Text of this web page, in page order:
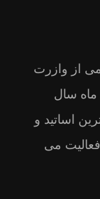
از وازرت
ماه سال
اساتيد و
می